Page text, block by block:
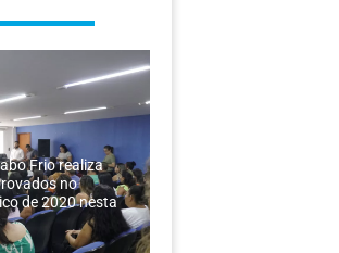
Frio realiza
no
de 2020 nesta